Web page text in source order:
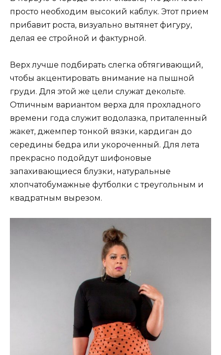
просто необходим высокий каблук. Этот прием
прибавит роста, визуально вытянет фигуру,
делая ее стройной и фактурной.
Верх лучше подбирать слегка обтягивающий,
чтобы акцентировать внимание на пышной
груди. Для этой же цели служат декольте.
Отличным вариантом верха для прохладного
времени года служит водолазка, приталенный
жакет, джемпер тонкой вязки, кардиган до
середины бедра или укороченный. Для лета
прекрасно подойдут шифоновые
запахивающиеся блузки, натуральные
хлопчатобумажные футболки с треугольным и
квадратным вырезом.